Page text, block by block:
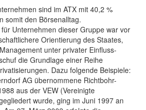
sind im ATX mit 40,2 %
somit den Börsenalltag.
Unternehmen dieser Gruppe war vor
Orientierung des Staates,
unter privater Einfluss-
die Grundlage einer Reihe
Dazu folgende Beispiele:
AG übernommene Richtbohr-
aus der VEW (Vereinigte
wurde, ging im Juni 1997 an